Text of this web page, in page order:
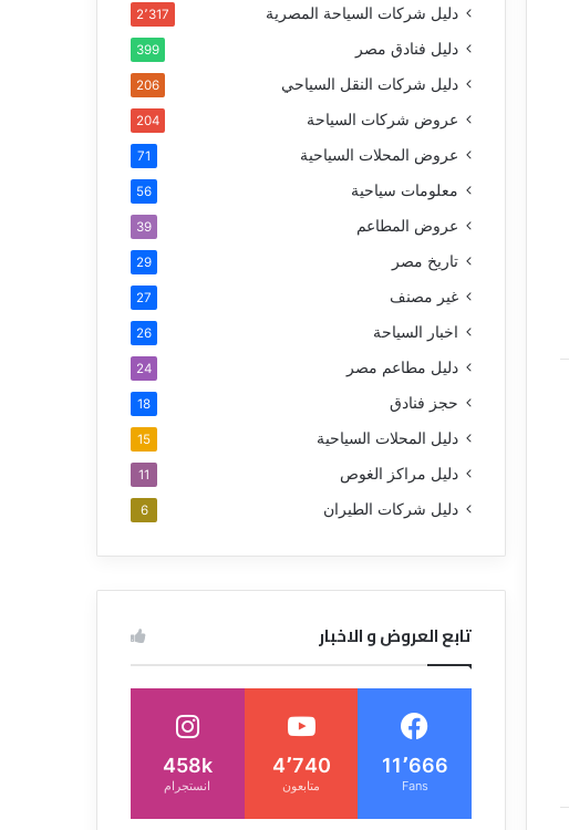
دليل شركات السياحة المصرية 2٬317
دليل فنادق مصر 399
دليل شركات النقل السياحي 206
عروض شركات السياحة 204
عروض المحلات السياحية 71
معلومات سياحية 56
عروض المطاعم 39
تاريخ مصر 29
غير مصنف 27
اخبار السياحة 26
دليل مطاعم مصر 24
حجز فنادق 18
دليل المحلات السياحية 15
دليل مراكز الغوص 11
دليل شركات الطيران 6
تابع العروض و الاخبار
11٬666
Fans
4٬740
متابعون
458k
انستجرام